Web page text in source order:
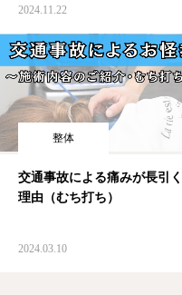
2024.11.22
整体
交通事故による痛みが長引く
理由（むち打ち）
2024.03.10